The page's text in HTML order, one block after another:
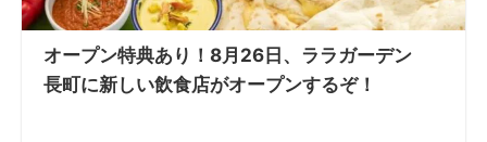
オープン特典あり！8月26日、ララガーデン
長町に新しい飲食店がオープンするぞ！